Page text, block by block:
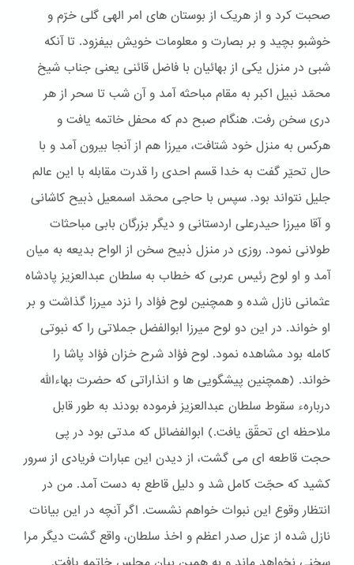
صحبت کرد و از هریک از بوستان های امر الهی گلی خرّم و
خوشبو بچید و بر بصارت و معلومات خویش بیفزود. تا آنکه
شبی در منزل یکی از بهائیان با فاضل قائنی یعنی جناب شیخ
محمّد نبیل اکبر به مقام مباحثه آمد و آن شب تا سحر از هر
دری سخن رفت. هنگام صبح دم که محفل خاتمه یافت و
هرکس به منزل خود شتافت، میرزا هم از آنجا بیرون آمد و با
حال تحیّر گفت به خدا قسم احدی را قدرت مقابله با این عالم
جلیل نتواند بود. سپس با حاجی محمّد اسمعیل ذبیح کاشانی
و آقا میرزا حیدرعلی اردستانی و دیگر بزرگان بابی مباحثات
طولانی نمود. روزی در منزل ذبیح سخن از الواح بدیعه به میان
آمد و او لوح رئیس عربی که خطاب به سلطان عبدالعزیز پادشاه
عثمانی نازل شده و همچنین لوح فؤاد را نزد میرزا گذاشت و بر
او خواند. در این دو لوح میرزا ابوالفضل جملاتی را که نبوتی
کامله بود مشاهده نمود. لوح فؤاد شرح خزان فؤاد پاشا را
خواند. (همچنین پیشگویی ها و انذاراتی که حضرت بهاءالله
دربارهء سقوط سلطان عبدالعزیز فرموده بودند به طور قابل
ملاحظه ای تحقّق یافت.) ابوالفضائل که مدتی بود در پی
حجت قاطعه ای می گشت، از دیدن این عبارات فریادی از سرور
کشید که حجّت کامل شد و دلیل قاطع به دست آمد. من در
انتظار وقوع این نبوات خواهم نشست. اگر آنچه در این بیانات
نازل شده از عزل صدر اعظم و اخذ سلطان، واقع گشت دیگر مرا